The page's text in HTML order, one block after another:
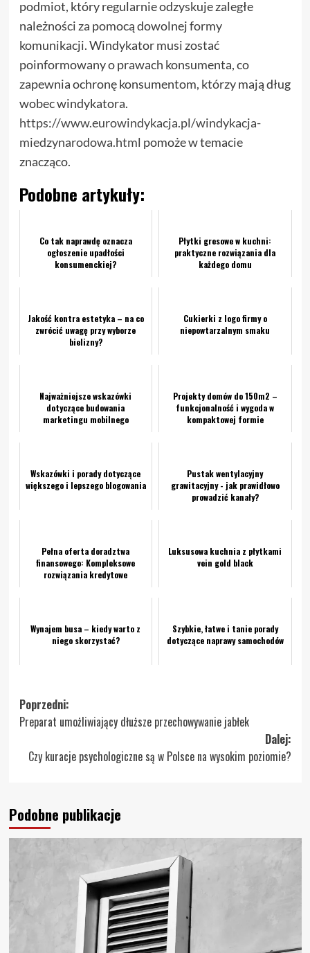
podmiot, który regularnie odzyskuje zaległe
należności za pomocą dowolnej formy
komunikacji. Windykator musi zostać
poinformowany o prawach konsumenta, co
zapewnia ochronę konsumentom, którzy mają dług
wobec windykatora.
https://www.eurowindykacja.pl/windykacja-
miedzynarodowa.html pomoże w temacie
znacząco.
Podobne artykuły:
Co tak naprawdę oznacza
ogłoszenie upadłości
konsumenckiej?
Płytki gresowe w kuchni:
praktyczne rozwiązania dla
każdego domu
Jakość kontra estetyka – na co
zwrócić uwagę przy wyborze
bielizny?
Cukierki z logo firmy o
niepowtarzalnym smaku
Najważniejsze wskazówki
dotyczące budowania
marketingu mobilnego
Projekty domów do 150m2 –
funkcjonalność i wygoda w
kompaktowej formie
Wskazówki i porady dotyczące
większego i lepszego blogowania
Pustak wentylacyjny
grawitacyjny - jak prawidłowo
prowadzić kanały?
Pełna oferta doradztwa
finansowego: Kompleksowe
rozwiązania kredytowe
Luksusowa kuchnia z płytkami
vein gold black
Wynajem busa – kiedy warto z
niego skorzystać?
Szybkie, łatwe i tanie porady
dotyczące naprawy samochodów
Zobacz
wpisy
Poprzedni:
Preparat umożliwiający dłuższe przechowywanie jabłek
Dalej:
Czy kuracje psychologiczne są w Polsce na wysokim poziomie?
Podobne publikacje